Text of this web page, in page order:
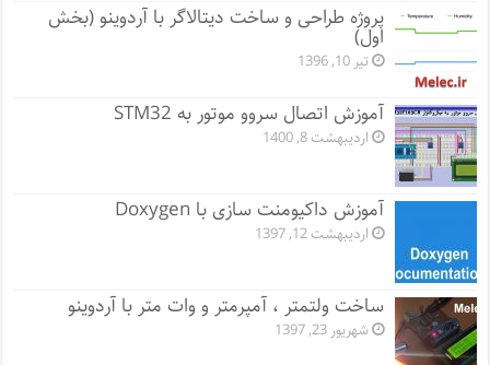
پروژه طراحی و ساخت دیتالاگر با آردوینو (بخش
اول)
تیر 10, 1396
آموزش اتصال سروو موتور به STM32
اردیبهشت 8, 1400
آموزش داکیومنت سازی با Doxygen
اردیبهشت 12, 1397
ساخت ولتمتر ، آمپرمتر و وات متر با آردوینو
شهریور 23, 1397